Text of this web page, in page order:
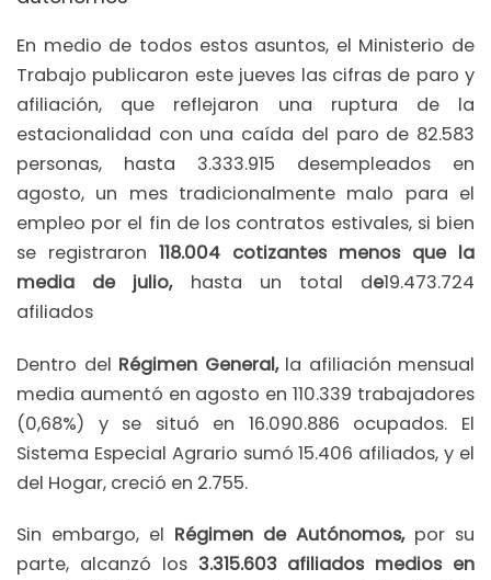
En medio de todos estos asuntos, el Ministerio de
Trabajo publicaron este jueves las cifras de paro y
afiliación, que reflejaron una ruptura de la
estacionalidad con una caída del paro de 82.583
personas, hasta 3.333.915 desempleados en
agosto, un mes tradicionalmente malo para el
empleo por el fin de los contratos estivales, si bien
se registraron 118.004 cotizantes menos que la
media de julio, hasta un total de19.473.724
afiliados
Dentro del Régimen General, la afiliación mensual
media aumentó en agosto en 110.339 trabajadores
(0,68%) y se situó en 16.090.886 ocupados. El
Sistema Especial Agrario sumó 15.406 afiliados, y el
del Hogar, creció en 2.755.
Sin embargo, el Régimen de Autónomos,por su
parte, alcanzó los 3.315.603 afiliados medios en